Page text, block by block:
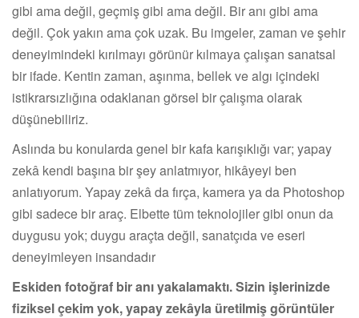
gibi ama değil, geçmiş gibi ama değil. Bir anı gibi ama
değil. Çok yakın ama çok uzak. Bu imgeler, zaman ve şehir
deneyimindeki kırılmayı görünür kılmaya çalışan sanatsal
bir ifade. Kentin zaman, aşınma, bellek ve algı içindeki
istikrarsızlığına odaklanan görsel bir çalışma olarak
düşünebiliriz.
Aslında bu konularda genel bir kafa karışıklığı var; yapay
zekâ kendi başına bir şey anlatmıyor, hikâyeyi ben
anlatıyorum. Yapay zekâ da fırça, kamera ya da Photoshop
gibi sadece bir araç. Elbette tüm teknolojiler gibi onun da
duygusu yok; duygu araçta değil, sanatçıda ve eseri
deneyimleyen insandadır
Eskiden fotoğraf bir anı yakalamaktı. Sizin işlerinizde
fiziksel çekim yok, yapay zekâyla üretilmiş görüntüler